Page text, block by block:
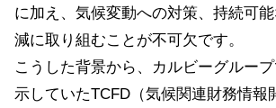
に加え、気候変動への対策、持続可
減に取り組むことが不可欠です。
こうした背景から、カルビーグルー
示していたTCFD（気候関連財務情報